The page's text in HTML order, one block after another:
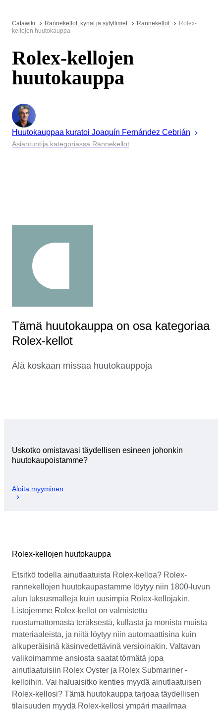
Catawiki Rannekellot, kynät ja sytyttimet Rannekellot
Rolex-
kellojen huutokauppa
Rolex-kellojen
huutokauppa
Huutokauppaa kuratoi Joaquín Fernández Cebrián
Asiantuntija kategoriassa Rannekellot
Tämä huutokauppa on osa kategoriaa
Rolex-kellot
Älä koskaan missaa huutokauppoja
Uskotko omistavasi täydellisen esineen johonkin
huutokaupoistamme?
Aloita myyminen
Rolex-kellojen huutokauppa
Etsitkö todella ainutlaatuista Rolex-kelloa? Rolex-
rannekellojen huutokaupastamme löytyy niin 1800-luvun
alun luksusmalleja kuin uusimpia Rolex-kellojakin.
Listojemme Rolex-kellot on valmistettu
ruostumattomasta teräksestä, kullasta ja monista muista
materiaaleista, ja niitä löytyy niin automaattisina kuin
alkuperäisinä käsinvedettävinä versioinakin. Valtavan
valikoimamme ansiosta saatat törmätä jopa
ainutlaatuisiin Rolex Oyster ja Rolex Submariner -
kelloihin. Vai haluaisitko kenties myydä ainutlaatuisen
Rolex-kellosi? Tämä huutokauppa tarjoaa täydellisen
tilaisuuden myydä Rolex-kellosi ympäri maailmaa